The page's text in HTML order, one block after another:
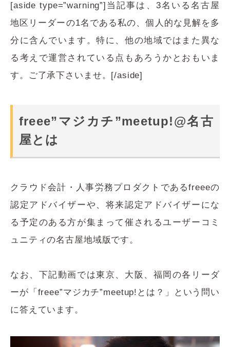
[aside type=”warning”]当記事は、3名いる名古屋
地区リーダーの1名である私の、個人的な見解を多
分に含んでいます。特に、他の地域ではまた異な
る考えで運営されている点もあろうかとおもいま
す。ご了承下さいませ。[/aside]
freee”マジカチ”meetup!@名古
屋とは
クラウド会計・人事労務プロダクトであるfreeeの
認定アドバイザーや、将来認定アドバイザーにな
る予定のある方が集まって催されるユーザーコミ
ュニティの名古屋地域版です。
なお、下記動画では東京、大阪、福岡の各リーダ
ーが「freee”マジカチ”meetup!とは？」という問い
に答えています。